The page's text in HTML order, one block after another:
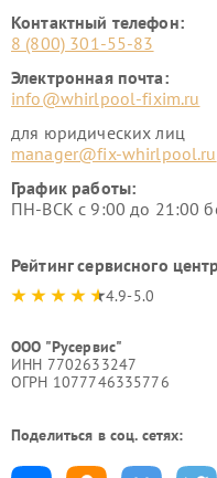
Контактный телефон:
8 (800) 301-55-83
Электронная почта:
info@whirlpool-fixim.ru
для юридических лиц
manager@fix-whirlpool.ru
График работы:
ПН-ВСК с 9:00 до 21:00
Рейтинг сервисного
4.9-5.0
ООО "Русервис"
ИНН 7702633247
ОГРН 1077746335776
Поделиться в соц. сетях: